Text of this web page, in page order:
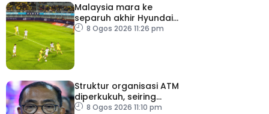
Malaysia mara ke
separuh akhir Hyundai
ASEAN Cup
8 Ogos 2026 11:26 pm
Struktur organisasi ATM
diperkukuh, seiring
pemodenan aset
8 Ogos 2026 11:10 pm